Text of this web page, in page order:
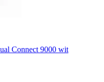
Connect 9000 wit